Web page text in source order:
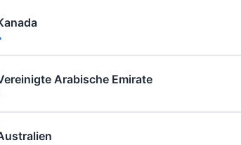
Arabische Emirate